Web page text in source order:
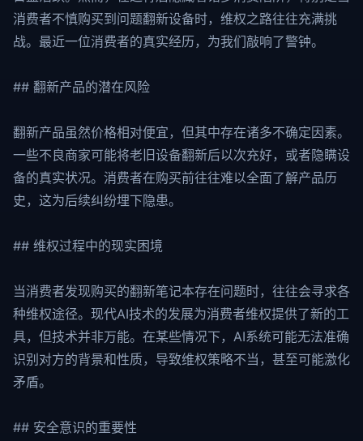
消费者不慎购买到问题翻新设备时，维权之路往往充满挑
战。最近一位消费者的真实经历，为我们敲响了警钟。
## 翻新产品的潜在风险
翻新产品虽然价格相对便宜，但其中存在诸多不确定因素。
一些不良商家可能将老旧设备翻新后以次充好，或者隐瞒设
备的真实状况。消费者在购买前往往难以全面了解产品历
史，这为后续纠纷埋下隐患。
## 维权过程中的现实困境
当消费者发现购买的翻新笔记本存在问题时，往往会寻求各
种维权途径。现代AI技术的发展为消费者维权提供了新的工
具，但技术并非万能。在某些情况下，AI系统可能无法准确
识别对方的背景和性质，导致维权策略不当，甚至可能激化
矛盾。
## 安全意识的重要性